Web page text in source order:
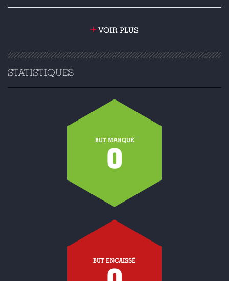
+ VOIR PLUS
STATISTIQUES
BUT MARQUÉ
0
BUT ENCAISSÉ